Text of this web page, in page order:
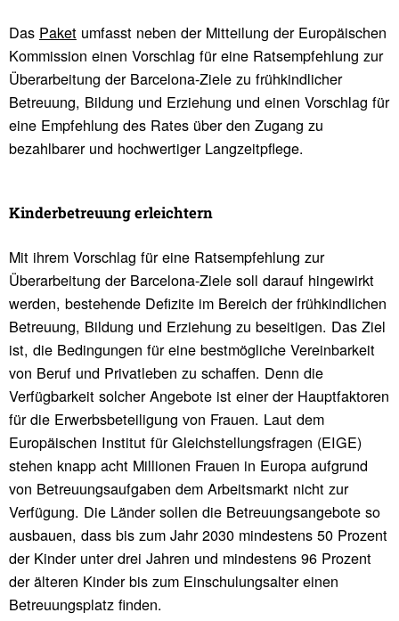
Das Paketumfasst neben der Mitteilung der Europäischen
Kommission einen Vorschlag für eine Ratsempfehlung zur
Überarbeitung der Barcelona-Ziele zu frühkindlicher
Betreuung, Bildung und Erziehung und einen Vorschlag für
eine Empfehlung des Rates über den Zugang zu
bezahlbarer und hochwertiger Langzeitpflege.
Kinder­be­treuung erleich­tern
Mit ihrem Vorschlag für eine Ratsempfehlung zur
Überarbeitung der Barcelona-Ziele soll darauf hingewirkt
werden, bestehende Defizite im Bereich der frühkindlichen
Betreuung, Bildung und Erziehung zu beseitigen. Das Ziel
ist, die Bedingungen für eine bestmögliche Vereinbarkeit
von Beruf und Privatleben zu schaffen. Denn die
Verfügbarkeit solcher Angebote ist einer der Hauptfaktoren
für die Erwerbsbeteiligung von Frauen. Laut dem
Europäischen Institut für Gleichstellungsfragen (EIGE)
stehen knapp acht Millionen Frauen in Europa aufgrund
von Betreuungsaufgaben dem Arbeitsmarkt nicht zur
Verfügung. Die Länder sollen die Betreuungsangebote so
ausbauen, dass bis zum Jahr 2030 mindestens 50 Prozent
der Kinder unter drei Jahren und mindestens 96 Prozent
der älteren Kinder bis zum Einschulungsalter einen
Betreuungsplatz finden.